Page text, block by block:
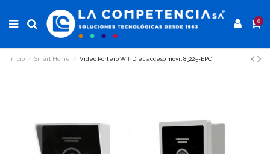
0
Inicio Smart Home Video Portero Wifi Diel, acceso móvil 83225-EPC